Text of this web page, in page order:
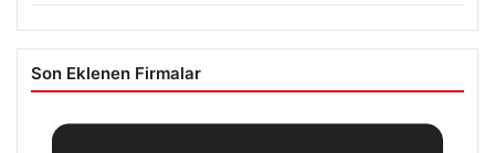
Son Eklenen Firmalar